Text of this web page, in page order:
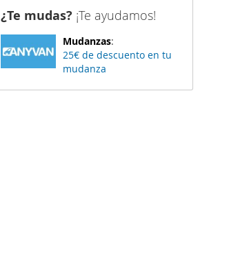
¿Te mudas? ¡Te ayudamos!
Mudanzas:
25€ de descuento en tu
mudanza